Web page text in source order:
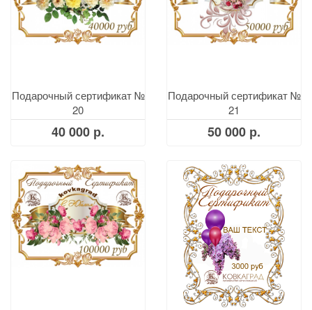
Подарочный сертификат №
20
40 000 р.
Подарочный сертификат №
21
50 000 р.